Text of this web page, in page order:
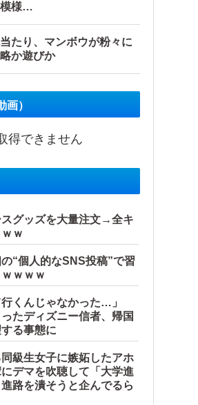
】
模様…
たり、マンボウが粉々に
か遊びか
画）
得できません
グッズを大量注文→全キ
ｗ
の“個人的なSNS投稿”で習
ｗｗｗ
くんじゃなかった…」
たディズニー信者、帰国
る事態に
級生女子に嫉妬したアホ
デマを吹聴して「大学進
路を潰そうと企んでるら